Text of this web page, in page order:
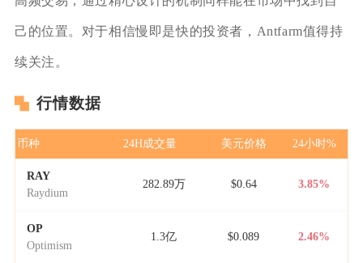
己的位置。对于相信慢即是快的投资者，Antfarm值得持
续关注。
行情数据
币种 24H成交量 美元价格 24小时%
RAY
Raydium
282.89万 $0.64 3.85%
OP
Optimism
1.3亿 $0.089 2.46%